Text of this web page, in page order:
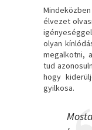
élvezet
olyan
megalkotni,
tud
hogy
gyilkosa.